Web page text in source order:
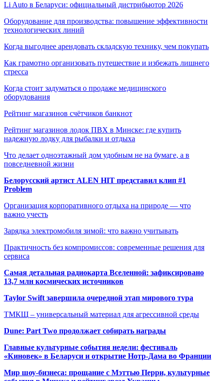
Li Auto в Беларуси: официальный дистрибьютор 2026
Оборудование для производства: повышение эффективности
технологических линий
Когда выгоднее арендовать складскую технику, чем покупать
Как грамотно организовать путешествие и избежать лишнего
стресса
Когда стоит задуматься о продаже медицинского
оборудования
Рейтинг магазинов счётчиков банкнот
Рейтинг магазинов лодок ПВХ в Минске: где купить
надежную лодку для рыбалки и отдыха
Что делает одноэтажный дом удобным не на бумаге, а в
повседневной жизни
Белорусский артист ALEN HIT представил клип #1
Problem
Организация корпоративного отдыха на природе — что
важно учесть
Зарядка электромобиля зимой: что важно учитывать
Практичность без компромиссов: современные решения для
сервиса
Самая детальная радиокарта Вселенной: зафиксировано
13,7 млн космических источников
Taylor Swift завершила очередной этап мирового тура
ТМКЩ – универсальный материал для агрессивной среды
Dune: Part Two продолжает собирать награды
Главные культурные события недели: фестиваль
«Киновек» в Беларуси и открытие Нотр-Дама во Франции
Мир шоу-бизнеса: прощание с Мэттью Перри, культурные